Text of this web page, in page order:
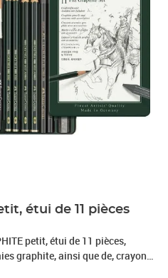
étui de 11 pièces
petit, étui de 11 pièces,
graphite, ainsi que de, crayons
(112972), contenu: pour chaque 1